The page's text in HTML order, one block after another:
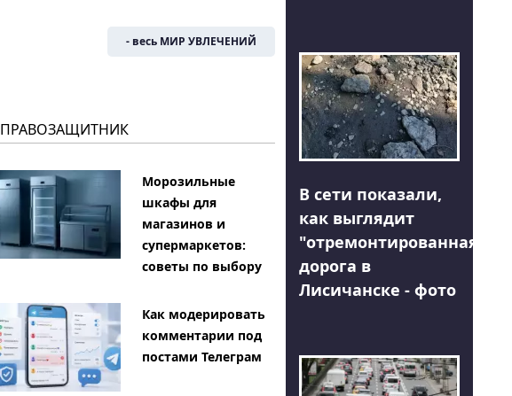
- весь МИР УВЛЕЧЕНИЙ
ПРАВОЗАЩИТНИК
Морозильные
шкафы для
магазинов и
супермаркетов:
советы по выбору
Как модерировать
комментарии под
постами Телеграм
В сети показали,
как выглядит
"отремонтированная"
дорога в
Лисичанске - фото